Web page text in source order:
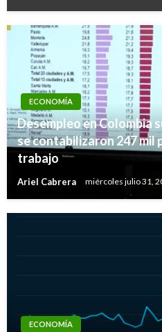
ECONOMÍA
Desempleo en Colombia
se contabilizaron 247 mil
trabajo
Ariel Cabrera miércoles julio 31,
ECONOMÍA